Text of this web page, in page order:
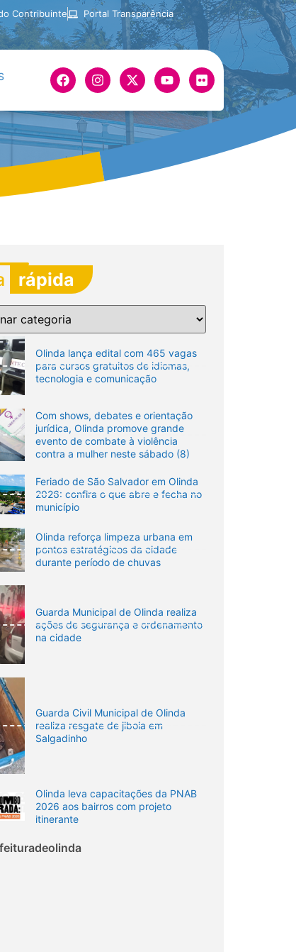
Contribuinte Portal Transparência
rápida
Olinda lança edital com 465 vagas
para cursos gratuitos de idiomas,
tecnologia e comunicação
Com shows, debates e orientação
jurídica, Olinda promove grande
evento de combate à violência
contra a mulher neste sábado (8)
Feriado de São Salvador em Olinda
2026: confira o que abre e fecha no
município
Olinda reforça limpeza urbana em
pontos estratégicos da cidade
durante período de chuvas
Guarda Municipal de Olinda realiza
ações de segurança e ordenamento
na cidade
Guarda Civil Municipal de Olinda
realiza resgate de jiboia em
Salgadinho
Olinda leva capacitações da PNAB
2026 aos bairros com projeto
itinerante